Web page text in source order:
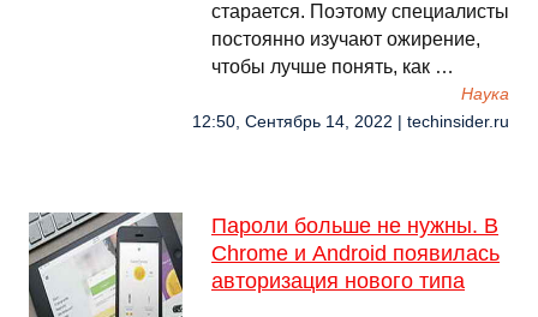
старается. Поэтому специалисты
постоянно изучают ожирение,
чтобы лучше понять, как …
Наука
12:50, Сентябрь 14, 2022 | techinsider.ru
Пароли больше не нужны. В
Chrome и Android появилась
авторизация нового типа